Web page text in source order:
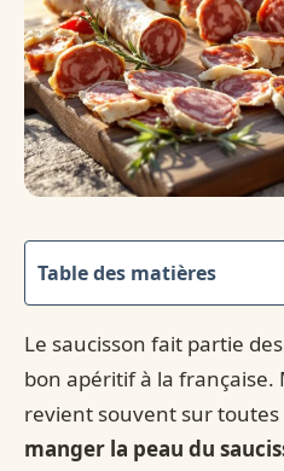
Table des matières
Le saucisson fait partie
bon apéritif à la française.
revient souvent sur toutes
manger la peau du